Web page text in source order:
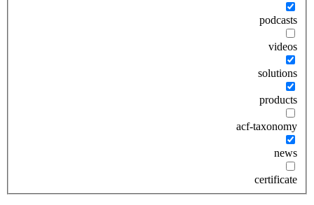
podcasts
videos
solutions
products
acf-taxonomy
news
certificate